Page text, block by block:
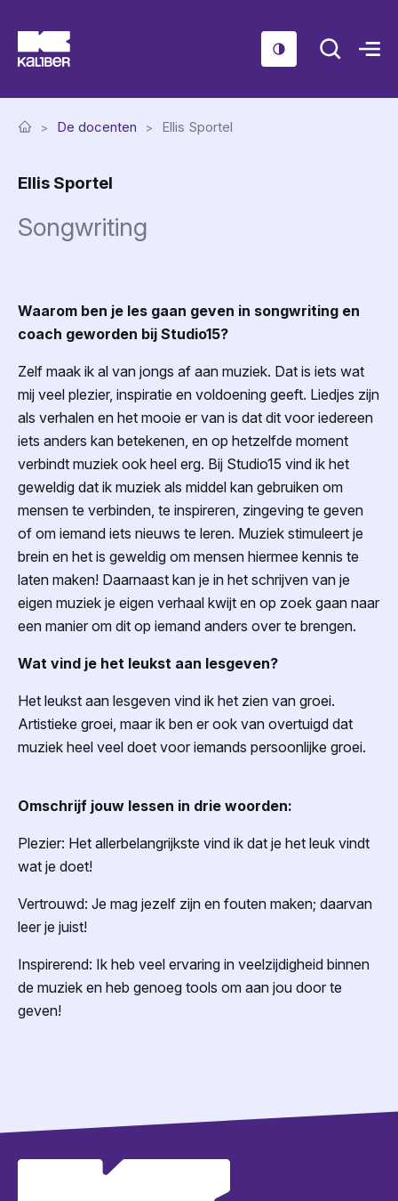
Sociaal domein
Over ons
De docenten Ellis Sportel
Ellis Sportel
Songwriting
Waarom ben je les gaan geven in songwriting en
coach geworden bij Studio15?
Zelf maak ik al van jongs af aan muziek. Dat is iets wat
mij veel plezier, inspiratie en voldoening geeft. Liedjes zijn
als verhalen en het mooie er van is dat dit voor iedereen
iets anders kan betekenen, en op hetzelfde moment
verbindt muziek ook heel erg. Bij Studio15 vind ik het
geweldig dat ik muziek als middel kan gebruiken om
mensen te verbinden, te inspireren, zingeving te geven
of om iemand iets nieuws te leren. Muziek stimuleert je
brein en het is geweldig om mensen hiermee kennis te
laten maken! Daarnaast kan je in het schrijven van je
eigen muziek je eigen verhaal kwijt en op zoek gaan naar
een manier om dit op iemand anders over te brengen.
Wat vind je het leukst aan lesgeven?
Het leukst aan lesgeven vind ik het zien van groei.
Artistieke groei, maar ik ben er ook van overtuigd dat
muziek heel veel doet voor iemands persoonlijke groei.
Omschrijf jouw lessen in drie woorden:
Plezier: Het allerbelangrijkste vind ik dat je het leuk vindt
wat je doet!
Vertrouwd: Je mag jezelf zijn en fouten maken; daarvan
leer je juist!
Inspirerend: Ik heb veel ervaring in veelzijdigheid binnen
de muziek en heb genoeg tools om aan jou door te
geven!